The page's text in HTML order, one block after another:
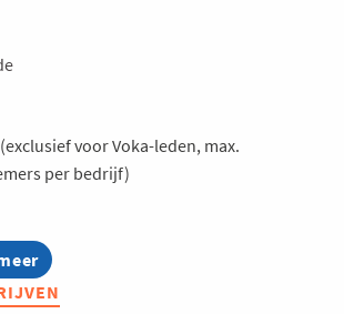
voor Voka-leden, max.
per bedrijf)